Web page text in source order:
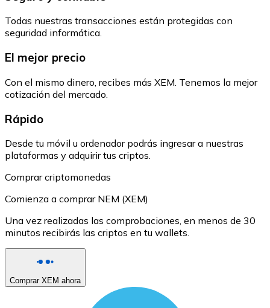
Todas nuestras transacciones están protegidas con
seguridad informática.
El mejor precio
Con el mismo dinero, recibes más XEM. Tenemos la mejor
cotización del mercado.
Rápido
Desde tu móvil u ordenador podrás ingresar a nuestras
plataformas y adquirir tus criptos.
Comprar criptomonedas
Comienza a comprar NEM (XEM)
Una vez realizadas las comprobaciones, en menos de 30
minutos recibirás las criptos en tu wallets.
Comprar XEM ahora